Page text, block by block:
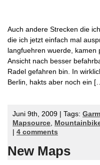
Auch andere Strecken die
die ich jetzt einfach mal
langfuehren wuerde,
Ansicht nach besser
Radel gefahren bin. In
Berlin, hakts aber noch ein
Juni 9th, 2009 | Tags:
Mapsource,
4 comments
New Maps